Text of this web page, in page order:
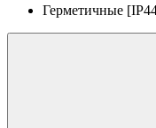
Герметичные